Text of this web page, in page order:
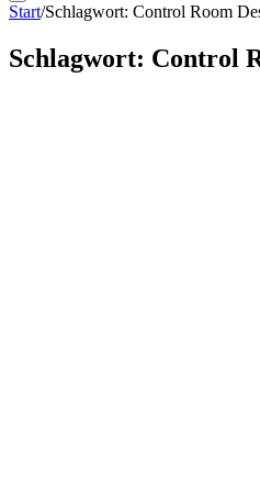
Start/Schlagwort: Control Room
Schlagwort: Control